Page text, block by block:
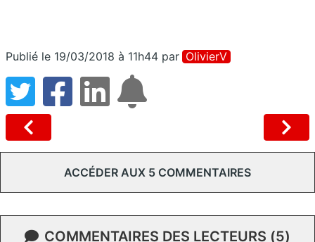
Publié le 19/03/2018 à 11h44 par OlivierV
ACCÉDER AUX 5 COMMENTAIRES
COMMENTAIRES DES LECTEURS (5)